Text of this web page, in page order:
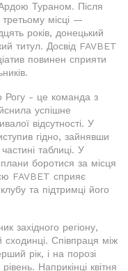
Тураном. Після
місці —
років, донецький
титул. Досвід FAVBET
повинен сприяти
Рогу - це команда з
успішне
відсутності. У
гідно, зайнявши
таблиці. У
боротися за місця
FAVBET сприяє
та підтримці його
західного регіону,
Співпраця між
рік, і на порозі
Наприкінці квітня